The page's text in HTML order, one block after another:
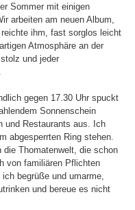
Sommer mit einigen
arbeiten am neuen Album,
ihm, fast sorglos leicht
Atmosphäre an der
und jeder
gegen 17.30 Uhr spuckt
Sonnenschein
und Restaurants aus. Ich
abgesperrten Ring stehen.
die Thomatenwelt, die schon
von familiären Pflichten
begrüße und umarme,
und bereue es nicht